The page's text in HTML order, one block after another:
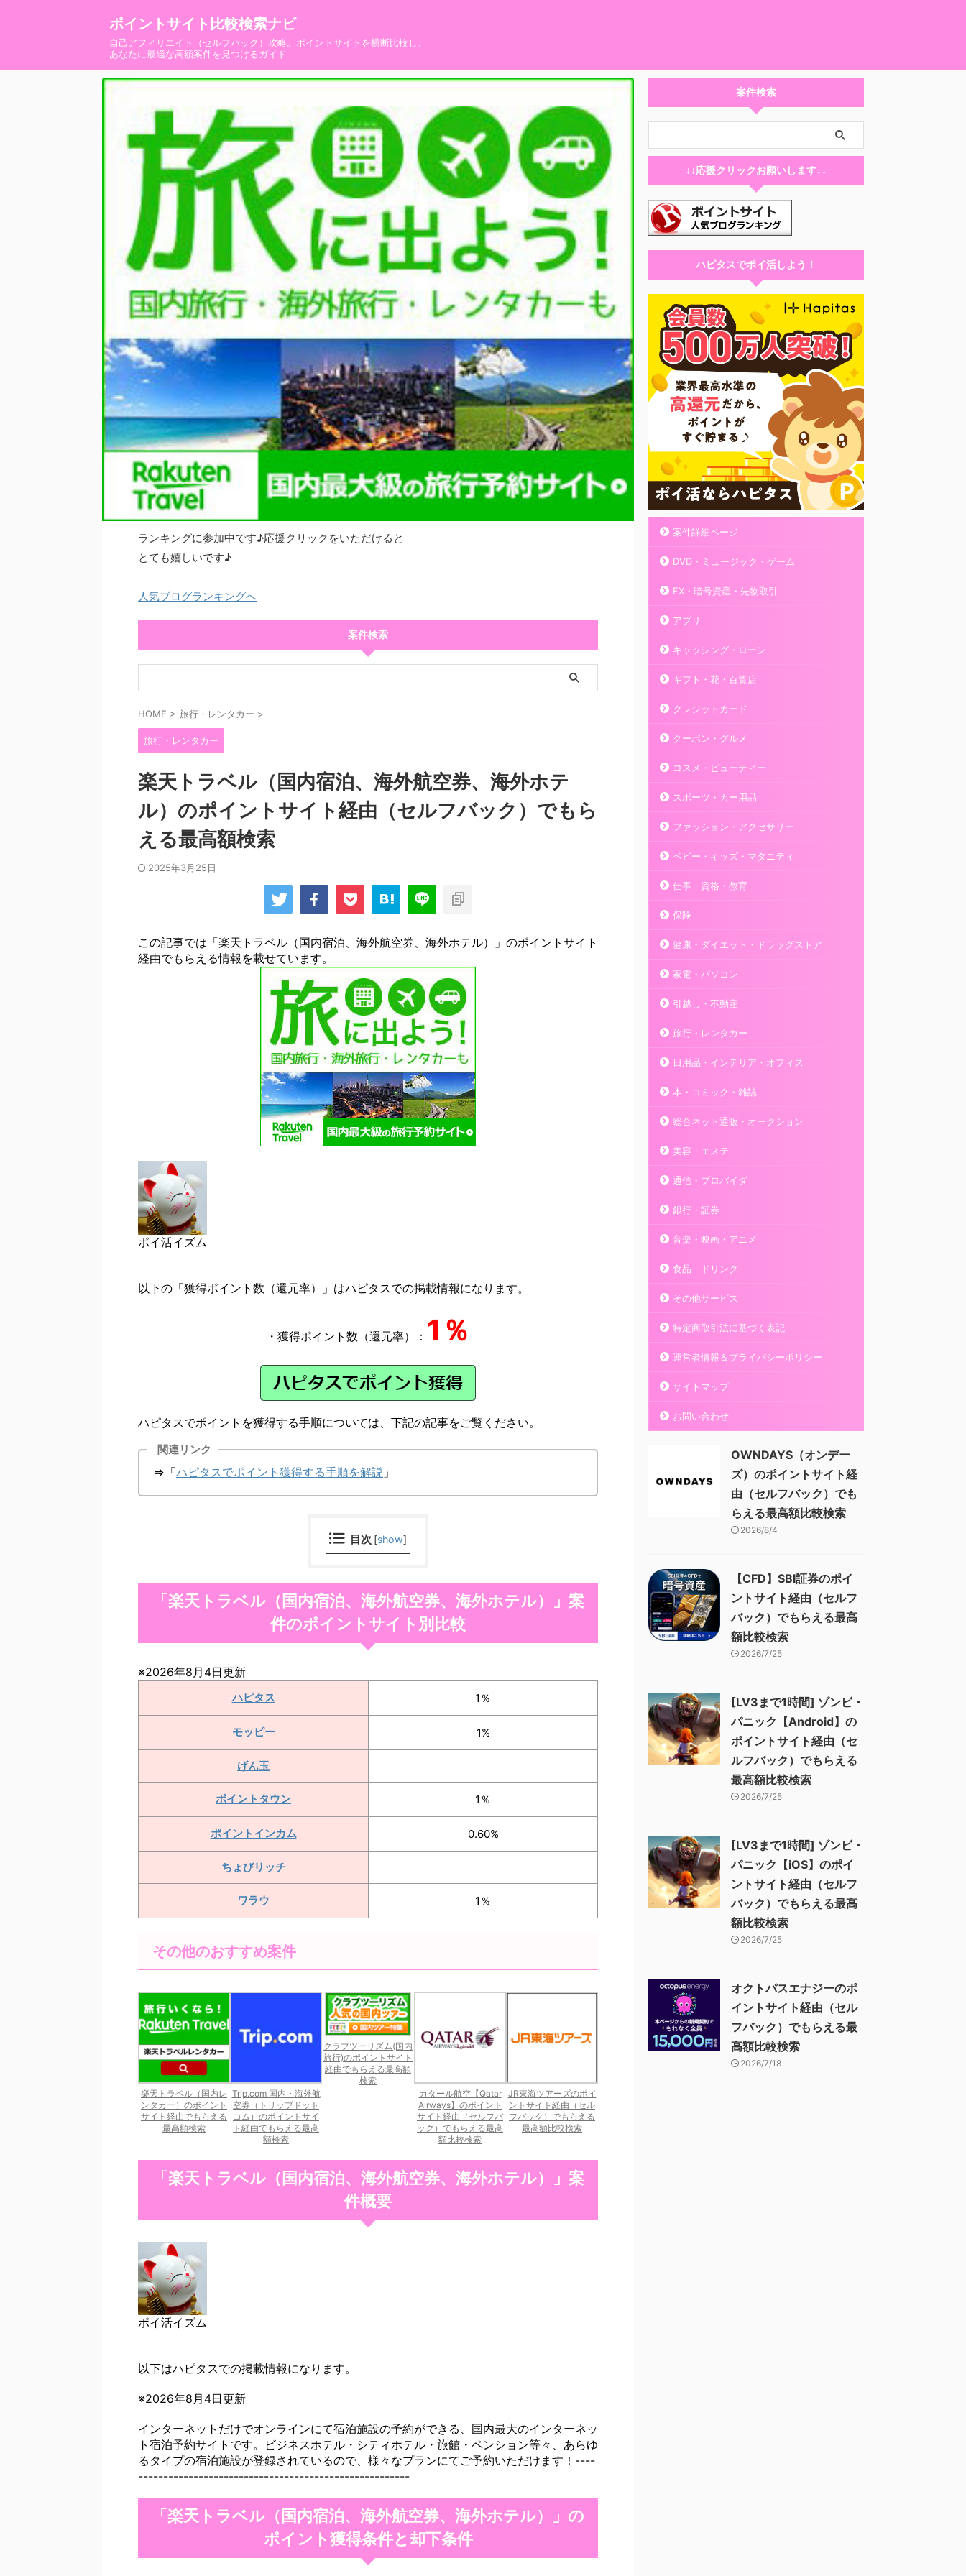
ポイントサイト比較検索ナビ
自己アフィリエイト（セルフバック）攻略。ポイントサイトを横断比較し、
あなたに最適な高額案件を見つけるガイド
ランキングに参加中です♪応援クリックをいただけると
とても嬉しいです♪
人気ブログランキングへ
案件検索
HOME > 旅行・レンタカー >
旅行・レンタカー
楽天トラベル（国内宿泊、海外航空券、海外ホテ
ル）のポイントサイト経由（セルフバック）でもら
える最高額検索
2025年3月25日
この記事では「楽天トラベル（国内宿泊、海外航空券、海外ホテル）」のポイントサイト
経由でもらえる情報を載せています。
ポイ活イズム
以下の「獲得ポイント数（還元率）」はハピタスでの掲載情報になります。
・獲得ポイント数（還元率）： 1％
ハピタスでポイントを獲得する手順については、下記の記事をご覧ください。
関連リンク
⇒「ハピタスでポイント獲得する手順を解説 」
目次 [show]
「楽天トラベル（国内宿泊、海外航空券、海外ホテル）」案
件のポイントサイト別比較
※2026年8月4日更新
ハピタス 1％
モッピー 1%
げん玉
ポイントタウン 1％
ポイントインカム 0.60%
ちょびリッチ
ワラウ 1％
その他のおすすめ案件
楽天トラベル（国内レ
ンタカー）のポイント
サイト経由でもらえる
最高額検索
Trip.com 国内・海外航
空券（トリップドット
コム）のポイントサイ
ト経由でもらえる最高
額検索
クラブツーリズム(国内
旅行)のポイントサイト
経由でもらえる最高額
検索
カタール航空【Qatar
Airways】のポイント
サイト経由（セルフバ
ック）でもらえる最高
額比較検索
JR東海ツアーズのポイ
ントサイト経由（セル
フバック）でもらえる
最高額比較検索
「楽天トラベル（国内宿泊、海外航空券、海外ホテル）」案
件概要
ポイ活イズム
以下はハピタスでの掲載情報になります。
※2026年8月4日更新
インターネットだけでオンラインにて宿泊施設の予約ができる、国内最大のインターネッ
ト宿泊予約サイトです。ビジネスホテル・シティホテル・旅館・ペンション等々、あらゆ
るタイプの宿泊施設が登録されているので、様々なプランにてご予約いただけます！----
------------------------------------------------------
「楽天トラベル（国内宿泊、海外航空券、海外ホテル）」の
ポイント獲得条件と却下条件
案件検索
↓↓応援クリックお願いします↓↓
ハピタスでポイ活しよう！
案件詳細ページ
DVD・ミュージック・ゲーム
FX・暗号資産・先物取引
アプリ
キャッシング・ローン
ギフト・花・百貨店
クレジットカード
クーポン・グルメ
コスメ・ビューティー
スポーツ・カー用品
ファッション・アクセサリー
ベビー・キッズ・マタニティ
仕事・資格・教育
保険
健康・ダイエット・ドラッグストア
家電・パソコン
引越し・不動産
旅行・レンタカー
日用品・インテリア・オフィス
本・コミック・雑誌
総合ネット通販・オークション
美容・エステ
通信・プロバイダ
銀行・証券
音楽・映画・アニメ
食品・ドリンク
その他サービス
特定商取引法に基づく表記
運営者情報＆プライバシーポリシー
サイトマップ
お問い合わせ
OWNDAYS（オンデー
ズ）のポイントサイト経
由（セルフバック）でも
らえる最高額比較検索
2026/8/4
【CFD】SBI証券のポイ
ントサイト経由（セルフ
バック）でもらえる最高
額比較検索
2026/7/25
[LV3まで1時間] ゾンビ・
パニック【Android】の
ポイントサイト経由（セ
ルフバック）でもらえる
最高額比較検索
2026/7/25
[LV3まで1時間] ゾンビ・
パニック【iOS】のポイ
ントサイト経由（セルフ
バック）でもらえる最高
額比較検索
2026/7/25
オクトパスエナジーのポ
イントサイト経由（セル
フバック）でもらえる最
高額比較検索
2026/7/18